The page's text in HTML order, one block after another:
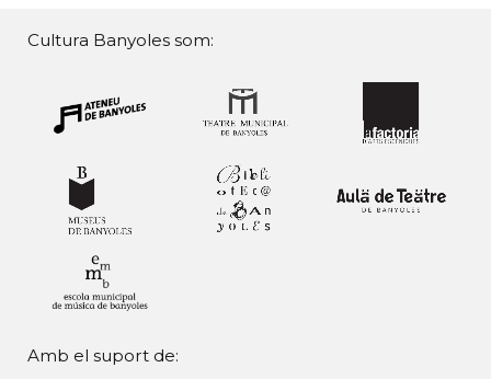
Cultura Banyoles som:
Amb el suport de: